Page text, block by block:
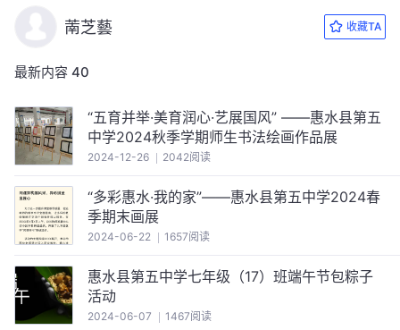
萳芝藝 收藏TA
最新内容 40
“五育并举·美育润心·艺展国风” ——惠水县第五
中学2024秋季学期师生书法绘画作品展
2024-12-26 2042阅读
“多彩惠水·我的家”——惠水县第五中学2024春
季期末画展
2024-06-22 1657阅读
惠水县第五中学七年级（17）班端午节包粽子
活动
2024-06-07 1467阅读